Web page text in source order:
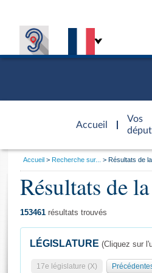
Accueil
d'accueil
Vos
Général
Vous
Accueil Recherche sur... Résultats de
Résultats de
153461 résultats trouvés
LÉGISLATURE (Cliquez sur
17e législature (X)